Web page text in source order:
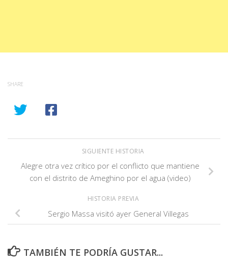
SHARE
SIGUIENTE HISTORIA
Alegre otra vez crítico por el conflicto que mantiene
con el distrito de Ameghino por el agua (video)
HISTORIA PREVIA
Sergio Massa visitó ayer General Villegas
TAMBIÉN TE PODRÍA GUSTAR...